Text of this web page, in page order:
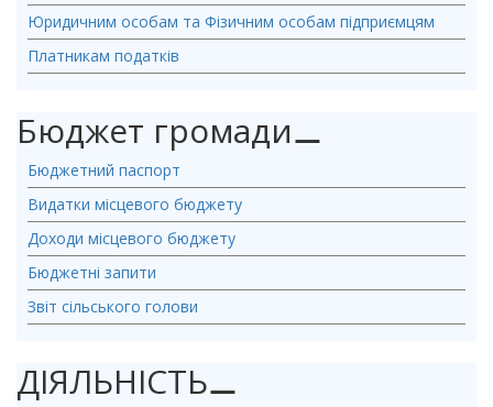
Юридичним особам та Фізичним особам підприємцям
Платникам податків
Бюджет громади⚊
Бюджетний паспорт
Видатки місцевого бюджету
Доходи місцевого бюджету
Бюджетні запити
Звіт сільського голови
ДІЯЛЬНІСТЬ⚊